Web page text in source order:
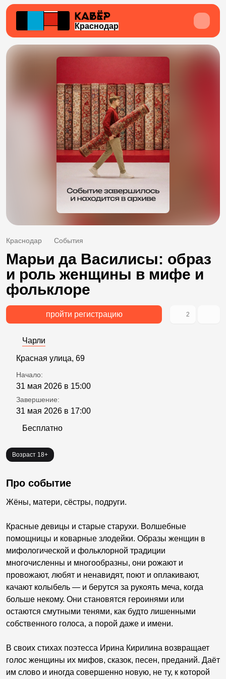
Краснодар
Краснодар События
Марьи да Василисы: образ
и роль женщины в мифе и
фольклоре
пройти регистрацию 2
Чарли
Красная улица, 69
Начало:
31 мая 2026 в 15:00
Завершение:
31 мая 2026 в 17:00
Бесплатно
Возраст 18+
Про событие
Жёны, матери, сёстры, подруги.
Красные девицы и старые старухи. Волшебные
помощницы и коварные злодейки. Образы женщин в
мифологической и фольклорной традиции
многочисленны и многообразны, они рожают и
провожают, любят и ненавидят, поют и оплакивают,
качают колыбель — и берутся за рукоять меча, когда
больше некому. Они становятся героинями или
остаются смутными тенями, как будто лишенными
собственного голоса, а порой даже и имени.
В своих стихах поэтесса Ирина Кирилина возвращает
голос женщины их мифов, сказок, песен, преданий. Даёт
им слово и иногда совершенно новую, не ту, к которой